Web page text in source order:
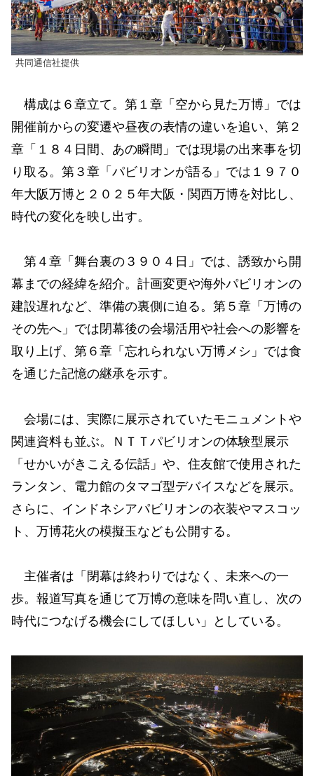
共同通信社提供
構成は６章立て。第１章「空から見た万博」では
開催前からの変遷や昼夜の表情の違いを追い、第２
章「１８４日間、あの瞬間」では現場の出来事を切
り取る。第３章「パビリオンが語る」では１９７０
年大阪万博と２０２５年大阪・関西万博を対比し、
時代の変化を映し出す。
第４章「舞台裏の３９０４日」では、誘致から開
幕までの経緯を紹介。計画変更や海外パビリオンの
建設遅れなど、準備の裏側に迫る。第５章「万博の
その先へ」では閉幕後の会場活用や社会への影響を
取り上げ、第６章「忘れられない万博メシ」では食
を通じた記憶の継承を示す。
会場には、実際に展示されていたモニュメントや
関連資料も並ぶ。ＮＴＴパビリオンの体験型展示
「せかいがきこえる伝話」や、住友館で使用された
ランタン、電力館のタマゴ型デバイスなどを展示。
さらに、インドネシアパビリオンの衣装やマスコッ
ト、万博花火の模擬玉なども公開する。
主催者は「閉幕は終わりではなく、未来への一
歩。報道写真を通じて万博の意味を問い直し、次の
時代につなげる機会にしてほしい」としている。